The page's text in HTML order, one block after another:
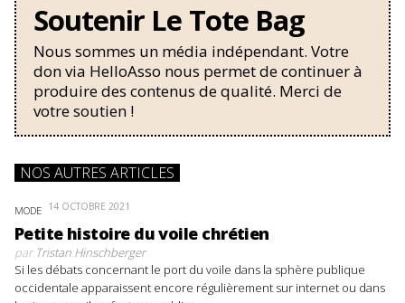
Soutenir Le Tote Bag
Nous sommes un média indépendant. Votre
don via HelloAsso nous permet de continuer à
produire des contenus de qualité. Merci de
votre soutien !
NOS AUTRES ARTICLES
MODE 14 OCTOBRE 2021
Petite histoire du voile chrétien
parTristan Hinschberger
Si les débats concernant le port du voile dans la sphère publique
occidentale apparaissent encore régulièrement sur internet ou dans